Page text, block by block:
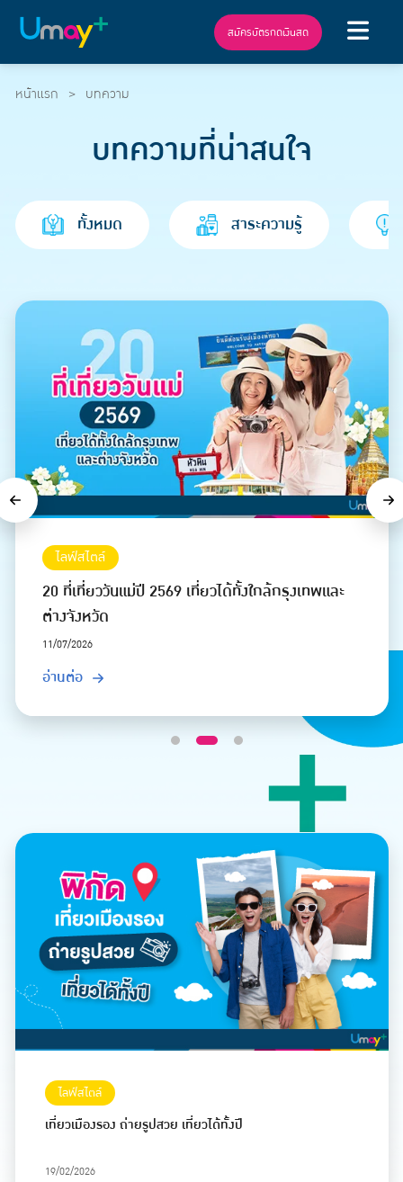
สมัครบัตรกดเงินสด
หน้าแรก บทความ
บทความที่น่าสนใจ
ทั้งหมด สาระความรู้
ไลฟ์สไตล์
20 ที่เที่ยววันแม่ปี 2569 เที่ยวได้ทั้งใกล้กรุงเทพและ
ต่างจังหวัด
11/07/2026
อ่านต่อ
Previous
ไลฟ์สไตล์
เที่ยวเมืองรอง ถ่ายรูปสวย เที่ยวได้ทั้งปี
19/02/2026